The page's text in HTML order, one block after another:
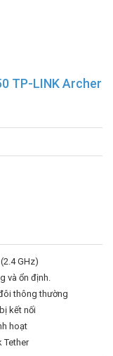
TP-LINK Archer
GHz)
và ổn định.
thông thường
kết nối
hoạt
Tether